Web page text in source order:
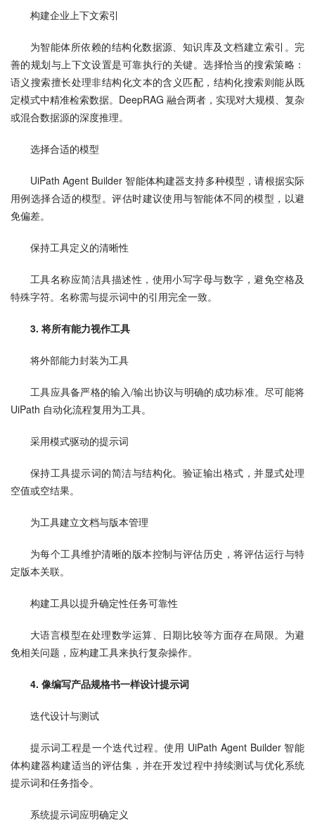
构建企业上下文索引
为智能体所依赖的结构化数据源、知识库及文档建立索引。完
善的规划与上下文设置是可靠执行的关键。选择恰当的搜索策略：
语义搜索擅长处理非结构化文本的含义匹配，结构化搜索则能从既
定模式中精准检索数据。DeepRAG 融合两者，实现对大规模、复杂
或混合数据源的深度推理。
选择合适的模型
UiPath Agent Builder 智能体构建器支持多种模型，请根据实际
用例选择合适的模型。评估时建议使用与智能体不同的模型，以避
免偏差。
保持工具定义的清晰性
工具名称应简洁具描述性，使用小写字母与数字，避免空格及
特殊字符。名称需与提示词中的引用完全一致。
3. 将所有能力视作工具
将外部能力封装为工具
工具应具备严格的输入/输出协议与明确的成功标准。尽可能将
UiPath 自动化流程复用为工具。
采用模式驱动的提示词
保持工具提示词的简洁与结构化。验证输出格式，并显式处理
空值或空结果。
为工具建立文档与版本管理
为每个工具维护清晰的版本控制与评估历史，将评估运行与特
定版本关联。
构建工具以提升确定性任务可靠性
大语言模型在处理数学运算、日期比较等方面存在局限。为避
免相关问题，应构建工具来执行复杂操作。
4. 像编写产品规格书一样设计提示词
迭代设计与测试
提示词工程是一个迭代过程。使用 UiPath Agent Builder 智能
体构建器构建适当的评估集，并在开发过程中持续测试与优化系统
提示词和任务指令。
系统提示词应明确定义